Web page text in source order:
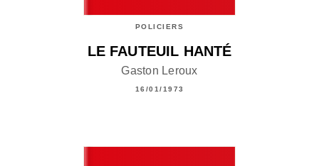
POLICIERS
LE FAUTEUIL HANTÉ
Gaston Leroux
16/01/1973